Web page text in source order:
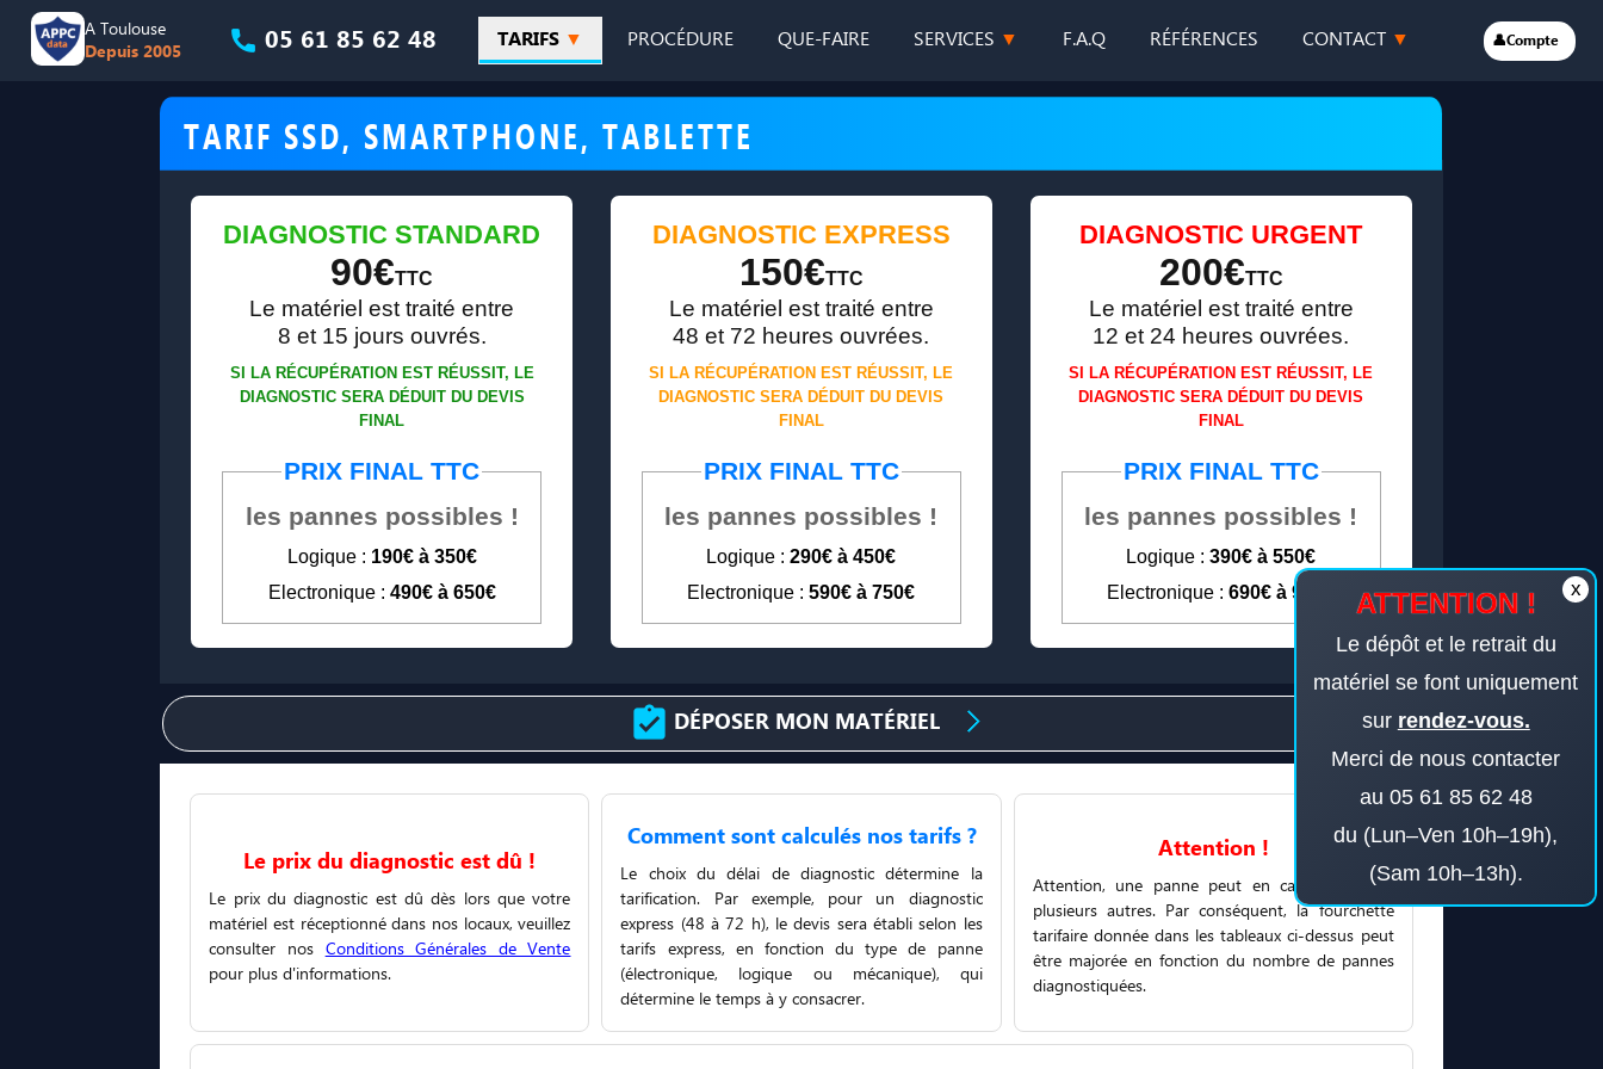
A Toulouse
Depuis 2005
05 61 85 62 48 TARIFS PROCÉDURE QUE-FAIRE SERVICES F.A.Q RÉFÉRENCES CONTACT 👤Compte
TARIF SSD, SMARTPHONE, TABLETTE
DIAGNOSTIC STANDARD
90€TTC
Le matériel est traité entre
8 et 15 jours ouvrés.
SI LA RÉCUPÉRATION EST RÉUSSIT, LE
DIAGNOSTIC SERA DÉDUIT DU DEVIS
FINAL
PRIX FINAL TTC
les pannes possibles !
Logique : 190€ à 350€
Electronique : 490€ à 650€
DIAGNOSTIC EXPRESS
150€TTC
Le matériel est traité entre
48 et 72 heures ouvrées.
SI LA RÉCUPÉRATION EST RÉUSSIT, LE
DIAGNOSTIC SERA DÉDUIT DU DEVIS
FINAL
PRIX FINAL TTC
les pannes possibles !
Logique :290€ à 450€
Electronique :590€ à 750€
DIAGNOSTIC URGENT
200€TTC
Le matériel est traité entre
12 et 24 heures ouvrées.
SI LA RÉCUPÉRATION EST RÉUSSIT, LE
DIAGNOSTIC SERA DÉDUIT DU DEVIS
FINAL
PRIX FINAL TTC
les pannes possibles !
Logique :390€ à 550€
Electronique :690€ à 950€
DÉPOSER MON MATÉRIEL
Le prix du diagnostic est dû !
Le prix du diagnostic est dû dès lors que votre
matériel est réceptionné dans nos locaux, veuillez
consulter nos Conditions Générales de Vente
pour plus d'informations.
Comment sont calculés nos tarifs ?
Le choix du délai de diagnostic détermine la
tarification. Par exemple, pour un diagnostic
express (48 à 72 h), le devis sera établi selon les
tarifs express, en fonction du type de panne
(électronique, logique ou mécanique), qui
détermine le temps à y consacrer.
Attention !
Attention, une panne peut en cacher une ou
plusieurs autres. Par conséquent, la fourchette
tarifaire donnée dans les tableaux ci-dessus peut
être majorée en fonction du nombre de pannes
diagnostiquées.
x
ATTENTION !
Le dépôt et le retrait du
matériel se font uniquement
sur rendez-vous.
Merci de nous contacter
au 05 61 85 62 48
du (Lun–Ven 10h–19h),
(Sam 10h–13h).